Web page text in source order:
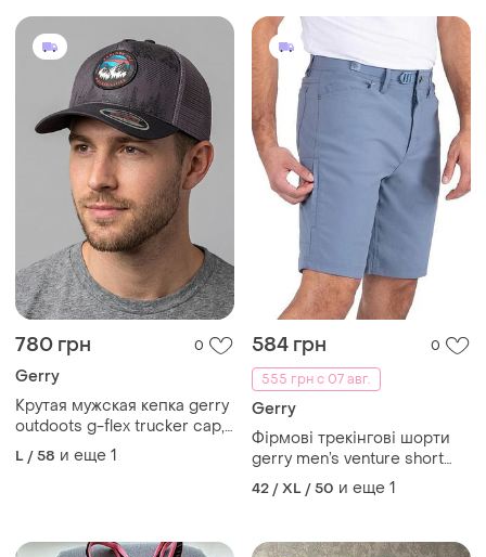
780 грн 0
Gerry
Крутая мужская кепка gerry
outdoots g-flex trucker cap,
сша новая, амазон сток.
L / 58 и еще 1
584 грн
0
555 грн с 07 авг.
Gerry
Фірмові трекінгові шорти
gerry men’s venture short
adjustable built-in belt
42 / XL / 50 и еще 1